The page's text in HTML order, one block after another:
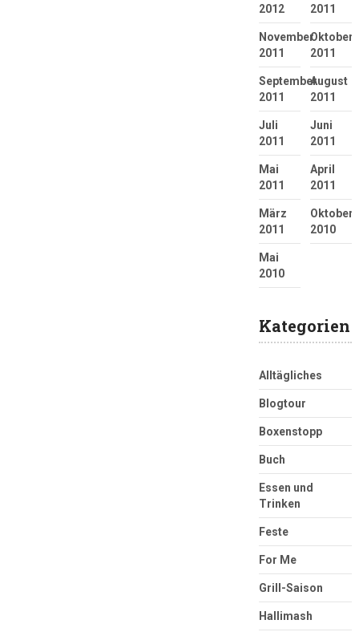
2012
2011
November
2011
Oktober
2011
September
2011
August
2011
Juli
2011
Juni
2011
Mai
2011
April
2011
März
2011
Oktober
2010
Mai
2010
Kategorien
Alltägliches
Blogtour
Boxenstopp
Buch
Essen und
Trinken
Feste
For Me
Grill-Saison
Hallimash